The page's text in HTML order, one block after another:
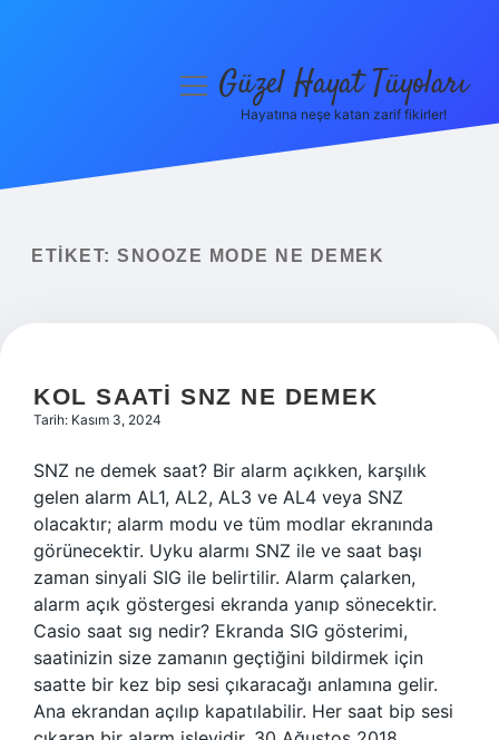
Yasal Uyarı
menüyüGüzel Hayat Tüyoları
Hayatına neşe katan zarif fikirler!
ETIKET: SNOOZE MODE NE DEMEK
KOL SAATI SNZ NE DEMEK
Tarih: Kasım 3, 2024
SNZ ne demek saat? Bir alarm açıkken, karşılık
gelen alarm AL1, AL2, AL3 ve AL4 veya SNZ
olacaktır; alarm modu ve tüm modlar ekranında
görünecektir. Uyku alarmı SNZ ile ve saat başı
zaman sinyali SIG ile belirtilir. Alarm çalarken,
alarm açık göstergesi ekranda yanıp sönecektir.
Casio saat sıg nedir? Ekranda SIG gösterimi,
saatinizin size zamanın geçtiğini bildirmek için
saatte bir kez bip sesi çıkaracağı anlamına gelir.
Ana ekrandan açılıp kapatılabilir. Her saat bip sesi